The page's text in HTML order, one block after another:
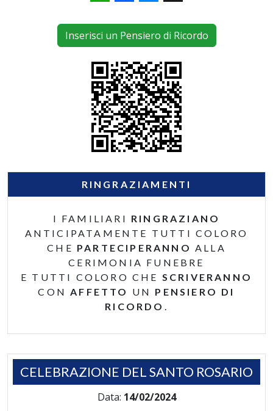
Inserisci un Pensiero di Ricordo
RINGRAZIAMENTI
I FAMILIARI RINGRAZIANO
ANTICIPATAMENTE TUTTI COLORO
CHE PARTECIPERANNO ALLA
CERIMONIA FUNEBRE
E TUTTI COLORO CHE SCRIVERANNO
CONAFFETTO UN PENSIERO DI
RICORDO .
CELEBRAZIONE DEL SANTO ROSARIO
Data: 14/02/2024